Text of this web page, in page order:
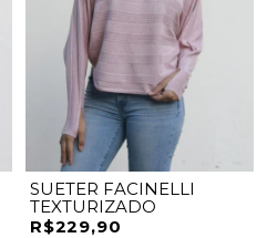
SUETER FACINELLI
TEXTURIZADO
R$229,90